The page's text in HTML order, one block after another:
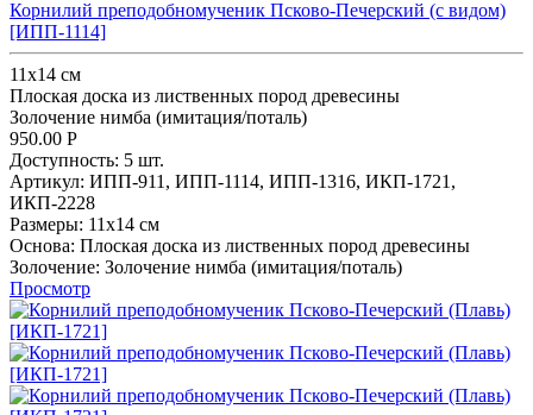
Корнилий преподобномученик Псково-Печерский (с видом)
[ИПП-1114]
11х14 см
Плоская доска из лиственных пород древесины
Золочение нимба (имитация/поталь)
950.00 Р
Доступность: 5 шт.
Артикул: ИПП-911, ИПП-1114, ИПП-1316, ИКП-1721,
ИКП-2228
Размеры: 11х14 см
Основа: Плоская доска из лиственных пород древесины
Золочение: Золочение нимба (имитация/поталь)
Просмотр